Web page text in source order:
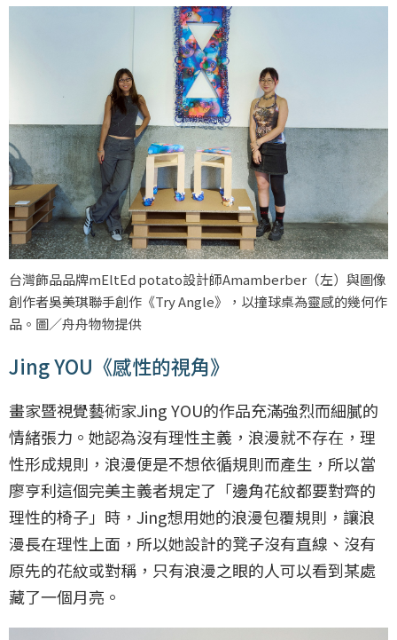
台灣飾品品牌mEltEd potato設計師Amamberber（左）與圖像
創作者吳美琪聯手創作《Try Angle》，以撞球桌為靈感的幾何作
品。圖／舟舟物物提供
Jing YOU《感性的視角》
畫家暨視覺藝術家Jing YOU的作品充滿強烈而細膩的
情緒張力。她認為沒有理性主義，浪漫就不存在，理
性形成規則，浪漫便是不想依循規則而產生，所以當
廖亨利這個完美主義者規定了「邊角花紋都要對齊的
理性的椅子」時，Jing想用她的浪漫包覆規則，讓浪
漫長在理性上面，所以她設計的凳子沒有直線、沒有
原先的花紋或對稱，只有浪漫之眼的人可以看到某處
藏了一個月亮。